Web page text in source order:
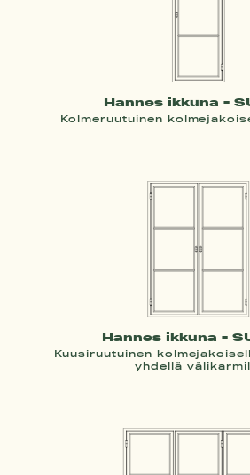
Hannes ikkuna -
Kolmeruutuinen
Hannes ikkuna -
Kuusiruutuinen
yhdellä